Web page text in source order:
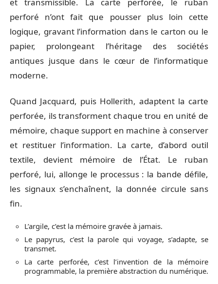
perforé n’ont fait que pousser plus loin cette
logique, gravant l’information dans le carton ou le
papier, prolongeant l’héritage des sociétés
antiques jusque dans le cœur de l’informatique
moderne.
Quand Jacquard, puis Hollerith, adaptent la carte
perforée, ils transforment chaque trou en unité de
mémoire, chaque support en machine à conserver
et restituer l’information. La carte, d’abord outil
textile, devient mémoire de l’État. Le ruban
perforé, lui, allonge le processus : la bande défile,
les signaux s’enchaînent, la donnée circule sans
fin.
L’argile, c’est la mémoire gravée à jamais.
Le papyrus, c’est la parole qui voyage, s’adapte, se
transmet.
La carte perforée, c’est l’invention de la mémoire
programmable, la première abstraction du numérique.